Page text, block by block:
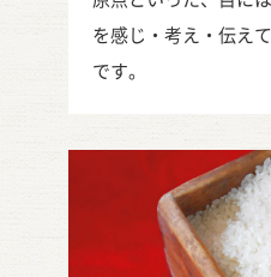
を感じ・考え・伝え
です。